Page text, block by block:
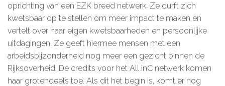
Deelnemers & allianties
Updates & nieuws
Contact
Privacy Statement
oprichting van een EZK breed netwerk. Ze durft zich
kwetsbaar op te stellen om meer impact te maken en
vertelt over haar eigen kwetsbaarheden en persoonlijke
uitdagingen. Ze geeft hiermee mensen met een
arbeidsbijzonderheid nog meer een gezicht binnen de
Rijksoverheid. De credits voor het All inC netwerk komen
haar grotendeels toe. Als dit het begin is, komt er nog